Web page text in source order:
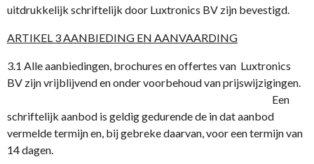
uitdrukkelijk schriftelijk door Luxtronics BV zijn bevestigd.
ARTIKEL 3 AANBIEDING EN AANVAARDING
3.1 Alle aanbiedingen, brochures en offertes van Luxtronics
BV zijn vrijblijvend en onder voorbehoud van prijswijzigingen.
Een
schriftelijk aanbod is geldig gedurende de in dat aanbod
vermelde termijn en, bij gebreke daarvan, voor een termijn van
14 dagen.